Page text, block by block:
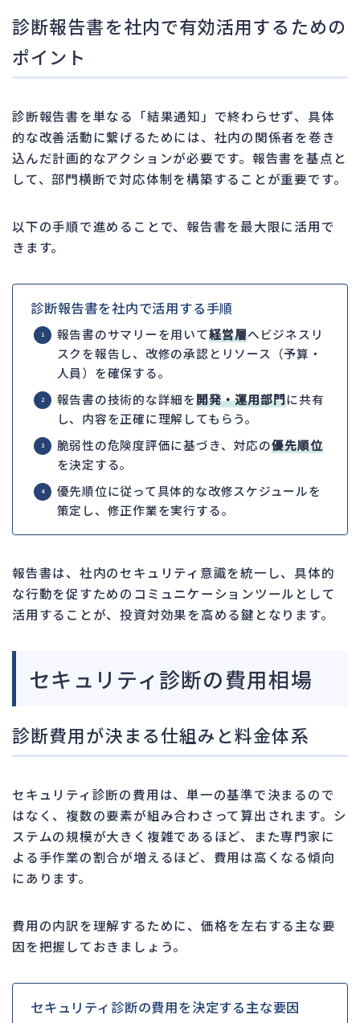
診断報告書を社内で有効活用するための
ポイント
診断報告書を単なる「結果通知」で終わらせず、具体
的な改善活動に繋げるためには、社内の関係者を巻き
込んだ計画的なアクションが必要です。報告書を基点と
して、部門横断で対応体制を構築することが重要です。
以下の手順で進めることで、報告書を最大限に活用で
きます。
診断報告書を社内で活用する手順
報告書のサマリーを用いて経営層へビジネスリ
スクを報告し、改修の承認とリソース（予算・
人員）を確保する。
報告書の技術的な詳細を開発・運用部門に共有
し、内容を正確に理解してもらう。
脆弱性の危険度評価に基づき、対応の優先順位
を決定する。
優先順位に従って具体的な改修スケジュールを
策定し、修正作業を実行する。
報告書は、社内のセキュリティ意識を統一し、具体的
な行動を促すためのコミュニケーションツールとして
活用することが、投資対効果を高める鍵となります。
セキュリティ診断の費用相場
診断費用が決まる仕組みと料金体系
セキュリティ診断の費用は、単一の基準で決まるので
はなく、複数の要素が組み合わさって算出されます。シ
ステムの規模が大きく複雑であるほど、また専門家に
よる手作業の割合が増えるほど、費用は高くなる傾向
にあります。
費用の内訳を理解するために、価格を左右する主な要
因を把握しておきましょう。
セキュリティ診断の費用を決定する主な要因